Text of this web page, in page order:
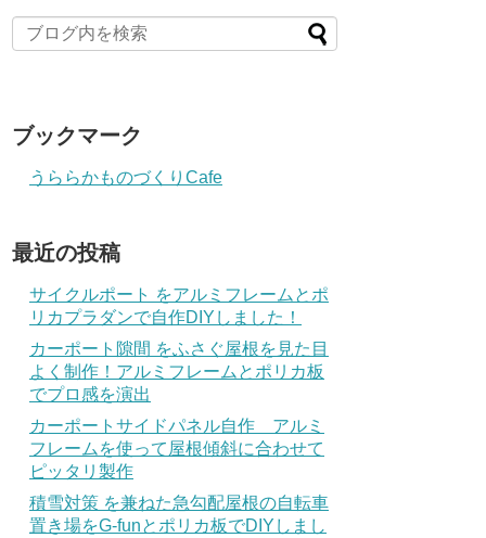
ブックマーク
うららかものづくりCafe
最近の投稿
サイクルポート をアルミフレームとポ
リカプラダンで自作DIYしました！
カーポート隙間 をふさぐ屋根を見た目
よく制作！アルミフレームとポリカ板
でプロ感を演出
カーポートサイドパネル自作 アルミ
フレームを使って屋根傾斜に合わせて
ピッタリ製作
積雪対策 を兼ねた急勾配屋根の自転車
置き場をG-funとポリカ板でDIYしまし